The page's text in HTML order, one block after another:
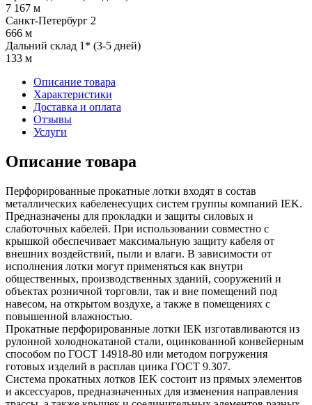
7 167 м
Санкт-Петербург 2
666 м
Дальний склад 1* (3-5 дней)
133 м
Описание товара
Характеристики
Доставка и оплата
Отзывы
Услуги
Описание товара
Перфорированные прокатные лотки входят в состав
металлических кабеленесущих систем группы компаний IEK.
Предназначены для прокладки и защиты силовых и
слаботочных кабелей. При использовании совместно с
крышкой обеспечивает максимальную защиту кабеля от
внешних воздействий, пыли и влаги. В зависимости от
исполнения лотки могут применяться как внутри
общественных, производственных зданий, сооружений и
объектах розничной торговли, так и вне помещений под
навесом, на открытом воздухе, а также в помещениях с
повышенной влажностью.
Прокатные перфорированные лотки IEK изготавливаются из
рулонной холоднокатаной стали, оцинкованной конвейерным
способом по ГОСТ 14918-80 или методом погружения
готовых изделий в расплав цинка ГОСТ 9.307.
Система прокатных лотков IEK состоит из прямых элементов
и аксессуаров, предназначенных для изменения направления